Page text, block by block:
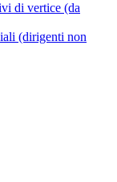
di vertice (da
(dirigenti non